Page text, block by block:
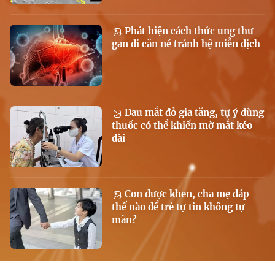
Phát hiện cách thức ung thư
gan di căn né tránh hệ miễn dịch
Đau mắt đỏ gia tăng, tự ý dùng
thuốc có thể khiến mờ mắt kéo
dài
Con được khen, cha mẹ đáp
thế nào để trẻ tự tin không tự
mãn?